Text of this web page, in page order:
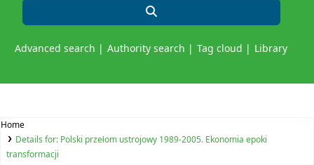
Advanced search Authority search Tag cloud Library
Home
Details for: Polski przełom ustrojowy 1989-2005. Ekonomia epoki
transformacji